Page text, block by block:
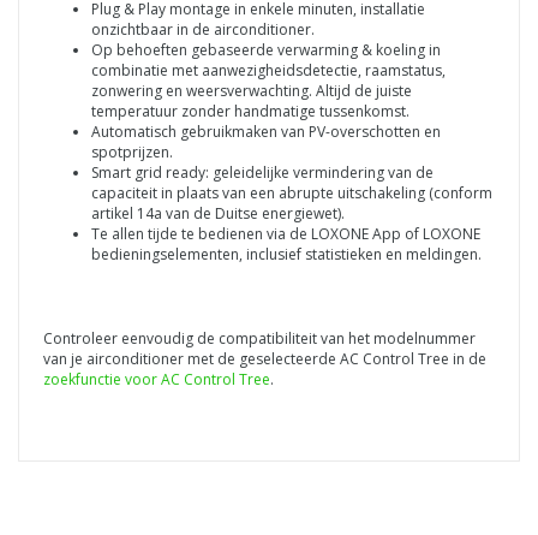
Plug & Play montage in enkele minuten, installatie
onzichtbaar in de airconditioner.
Op behoeften gebaseerde verwarming & koeling in
combinatie met aanwezigheidsdetectie, raamstatus,
zonwering en weersverwachting. Altijd de juiste
temperatuur zonder handmatige tussenkomst.
Automatisch gebruikmaken van PV-overschotten en
spotprijzen.
Smart grid ready: geleidelijke vermindering van de
capaciteit in plaats van een abrupte uitschakeling (conform
artikel 14a van de Duitse energiewet).
Te allen tijde te bedienen via de LOXONE App of LOXONE
bedieningselementen, inclusief statistieken en meldingen.
Controleer eenvoudig de compatibiliteit van het modelnummer
van je airconditioner met de geselecteerde AC Control Tree in de
zoekfunctie voor AC Control Tree.